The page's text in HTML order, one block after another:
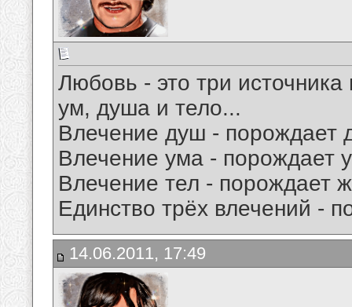
Любовь - это три источника
ум, душа и тело...
Влечение душ - порождает
Влечение ума - порождает
Влечение тел - порождает
Единство трёх влечений -
14.06.2011, 17:49